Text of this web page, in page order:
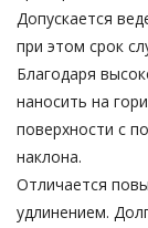
Допускается
при этом срок
Благодаря
наносить на
поверхности с
наклона.
Отличается
удлинением.